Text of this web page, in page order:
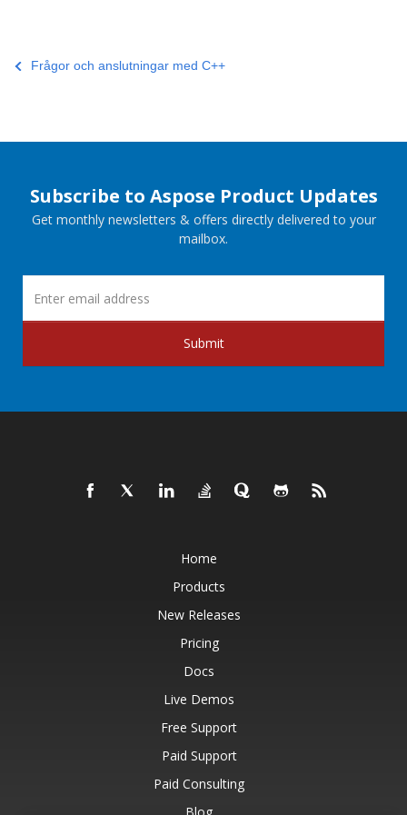
Frågor och anslutningar med C++
Subscribe to Aspose Product Updates
Get monthly newsletters & offers directly delivered to your
mailbox.
Submit
Home
Products
New Releases
Pricing
Docs
Live Demos
Free Support
Paid Support
Paid Consulting